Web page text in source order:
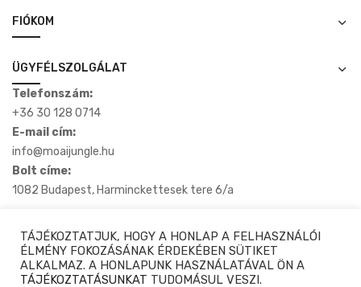
FIÓKOM
ÜGYFÉLSZOLGÁLAT
Telefonszám:
+36 30 128 0714
E-mail cím:
info@moaijungle.hu
Bolt címe:
1082 Budapest, Harminckettesek tere 6/a
Copyright © 2020-2025 Moaijungle.hu. Minden Jog Fenntartva.
TÁJÉKOZTATJUK, HOGY A HONLAP A FELHASZNÁLÓI
ÉLMÉNY FOKOZÁSÁNAK ÉRDEKÉBEN SÜTIKET
ALKALMAZ. A HONLAPUNK HASZNÁLATÁVAL ÖN A
TÁJÉKOZTATÁSUNKAT TUDOMÁSUL VESZI.